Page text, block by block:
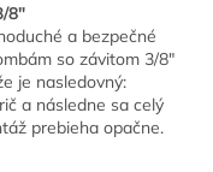
8"
a bezpečné
so závitom 3/8"
je nasledovný:
a následne sa celý
prebieha opačne.